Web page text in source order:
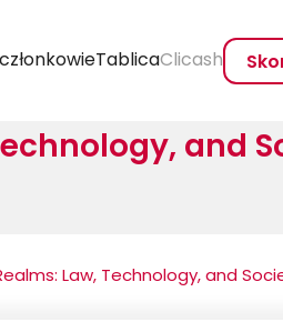
TablicaClicash
and
Law, Technology, and